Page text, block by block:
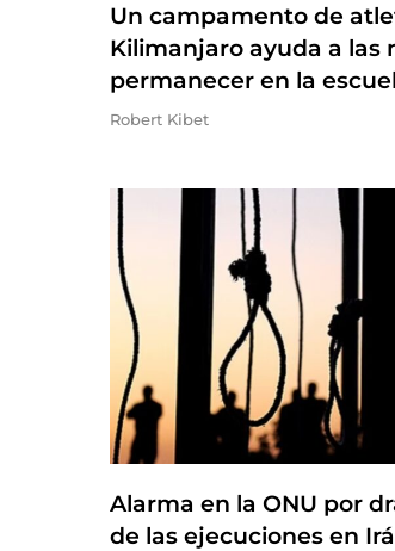
Un campamento de
Kilimanjaro ayuda a las
permanecer en la
Robert Kibet
Alarma en la ONU por
de las ejecuciones en